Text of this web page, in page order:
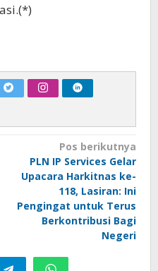
Pos berikutnya
PLN IP Services Gelar
Upacara Harkitnas ke-
118, Lasiran: Ini
Pengingat untuk Terus
Berkontribusi Bagi
Negeri